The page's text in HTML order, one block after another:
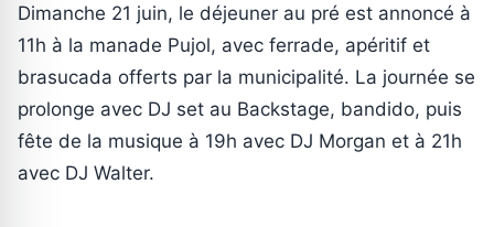
Dimanche 21 juin, le déjeuner au pré est annoncé à
11h à la manade Pujol, avec ferrade, apéritif et
brasucada offerts par la municipalité. La journée se
prolonge avec DJ set au Backstage, bandido, puis
fête de la musique à 19h avec DJ Morgan et à 21h
avec DJ Walter.